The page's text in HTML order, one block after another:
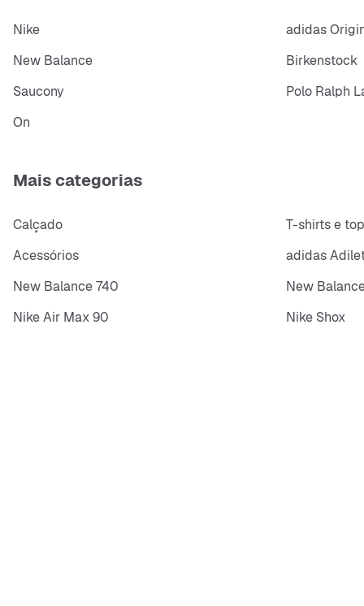
Nike adidas
New Balance
Birkenstock
Saucony
Polo Ralph
On
Mais categorias
Calçado T-shirts e
Acessórios
adidas
New Balance 740
New
Nike Air Max 90
Nike Shox